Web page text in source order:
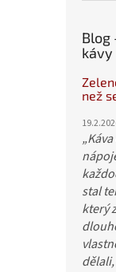
Blog
kávy
než
stal
který